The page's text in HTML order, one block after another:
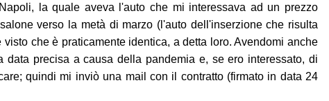
la quale aveva l'auto che mi interessava ad un prezzo
verso la metà di marzo (l'auto dell'inserzione che risulta
che è praticamente identica, a detta loro. Avendomi anche
precisa a causa della pandemia e, se ero interessato, di
quindi mi inviò una mail con il contratto (firmato in data 24